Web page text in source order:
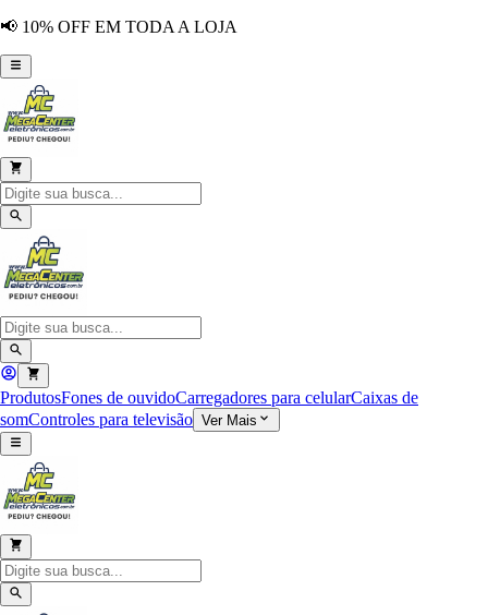
📢 10% OFF EM TODA A LOJA
ProdutosFones de ouvidoCarregadores para celularCaixas de
somControles para televisão Ver Mais